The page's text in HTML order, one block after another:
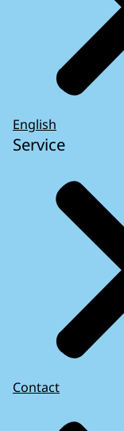
English
Service
Contact